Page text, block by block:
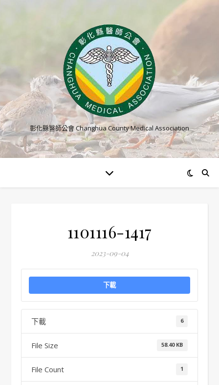
彰化縣醫師公會 Changhua County Medical Association
1101116-1417
2023-09-04
下載
下載 6
File Size 58.40 KB
File Count 1